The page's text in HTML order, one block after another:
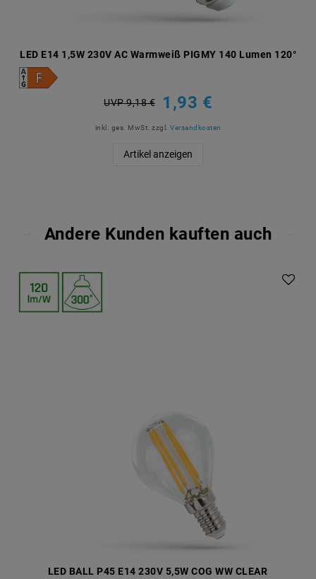
LED E14 1,5W 230V AC Warmweiß PIGMY 140 Lumen 120°
UVP 9,18 € 1,93 €
inkl. ges. MwSt. zzgl. Versandkosten
Artikel anzeigen
Andere Kunden kauften auch
LED BALL P45 E14 230V 5,5W COG WW CLEAR